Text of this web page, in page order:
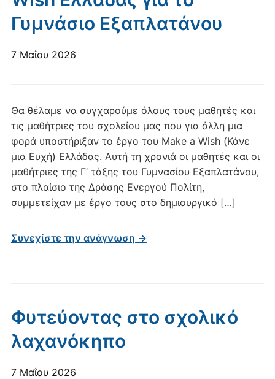
Γυμνάσιο Εξαπλατάνου
7 Μαΐου 2026
Θα θέλαμε να συγχαρούμε όλους τους μαθητές και
τις μαθήτριες του σχολείου μας που για άλλη μια
φορά υποστήριξαν το έργο του Make a Wish (Κάνε
μια Ευχή) Ελλάδας. Αυτή τη χρονιά οι μαθητές και οι
μαθήτριες της Γ’ τάξης του Γυμνασίου Εξαπλατάνου,
στο πλαίσιο της Δράσης Ενεργού Πολίτη,
συμμετείχαν με έργο τους στο δημιουργικό […]
Συνεχίστε την ανάγνωση →
Φυτεύοντας στο σχολικό
λαχανόκηπο
7 Μαΐου 2026